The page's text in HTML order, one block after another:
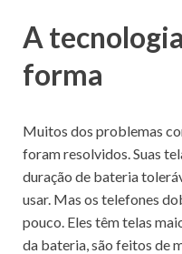
A
forma
Muitos dos problemas
foram resolvidos. Suas
duração de bateria
usar. Mas os telefones
pouco. Eles têm telas
da bateria, são feitos de